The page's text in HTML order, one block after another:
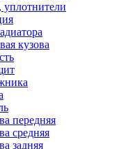
кузова
передняя
средняя
задняя